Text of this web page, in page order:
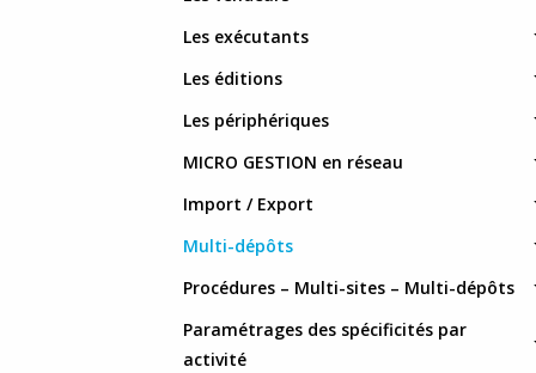
Les exécutants
Les éditions
Les périphériques
MICRO GESTION en réseau
Import / Export
Multi-dépôts
Procédures – Multi-sites – Multi-dépôts
Paramétrages des spécificités par
activité